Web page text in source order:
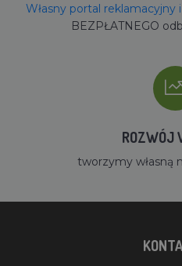
Własny portal reklamacyjny
BEZPŁATNEGO
ROZWÓJ
tworzymy własną